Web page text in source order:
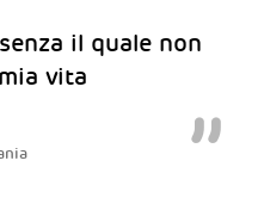
il quale non
vita